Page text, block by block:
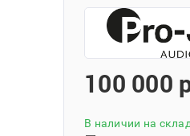
100 000
В наличии на